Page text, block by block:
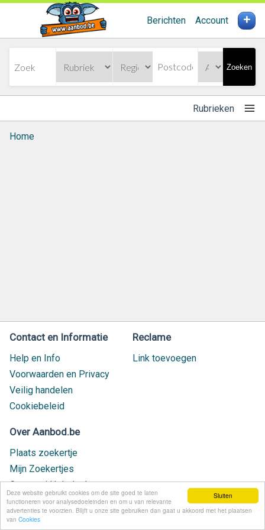
Sluiten
Deze website gebruikt cookies om de site goed te laten
functioneren voor analysedoeleinden en om u van relevante
advertenties te voorzien. Blijft u onze site gebruiken dan gaat u akkoord met het plaatsen
van Cookies
Berichten Account +
Zoeken
Rubrieken
Home
Contact en Informatie
Help en Info
Voorwaarden en Privacy
Veilig handelen
Cookiebeleid
Reclame
Link toevoegen
Over Aanbod.be
Plaats zoekertje
Mijn Zoekertjes
Contact / Helpdesk
Nieuw geplaatst